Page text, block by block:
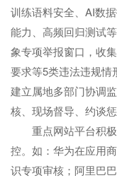
训练语料安全、AI数
能力、高频回归测试
象专项举报窗口，收
要求等5类违法违规
建立属地多部门协调
核、现场督导、约谈
重点网站平台积
控。如：华为在应用
识专项审核；阿里巴